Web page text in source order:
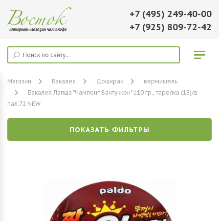
+7 (495) 249-40-00
+7 (925) 809-72-42
Магазин Бакалея Доширак
вермишель
Бакалея Лапша "Чампонг Вантуккон" 110 гр., тарелка (18)/в
пал.72 NEW
ПОКАЗАТЬ ФИЛЬТРЫ